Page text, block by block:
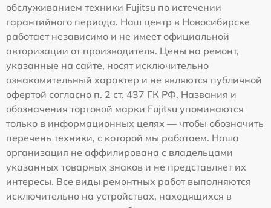
обслуживанием техники Fujitsu по истечении
гарантийного периода. Наш центр в Новосибирске
работает независимо и не имеет официальной
авторизации от производителя. Цены на ремонт,
указанные на сайте, носят исключительно
ознакомительный характер и не являются публичной
офертой согласно п. 2 ст. 437 ГК РФ. Названия и
обозначения торговой марки Fujitsu упоминаются
только в информационных целях — чтобы обозначить
перечень техники, с которой мы работаем. Наша
организация не аффилирована с владельцами
указанных товарных знаков и не представляет их
интересы. Все виды ремонтных работ выполняются
исключительно на устройствах, находящихся в